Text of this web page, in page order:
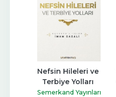
Nefsin Hileleri ve
Terbiye Yolları
Semerkand Yayınları